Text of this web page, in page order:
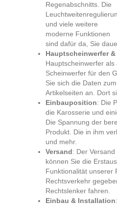
Regenabschnitts. Die
und viele weitere
moderne Funktionen
sind dafür da, Sie
Hauptscheinwerfer
Hauptscheinwerfer
Scheinwerfer für den
Sie sich die Daten
Artikelseiten an. Dort
Einbauposition: Die
die Karosserie und
Die Spannung der
Produkt. Die in ihm
und mehr.
Versand: Der
können Sie die
Funktionalität unserer
Rechtsverkehr
Rechtslenker fahren.
Einbau & Installation